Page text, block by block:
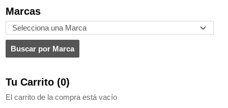
Marcas
Tu Carrito (0)
El carrito de la compra está vacío